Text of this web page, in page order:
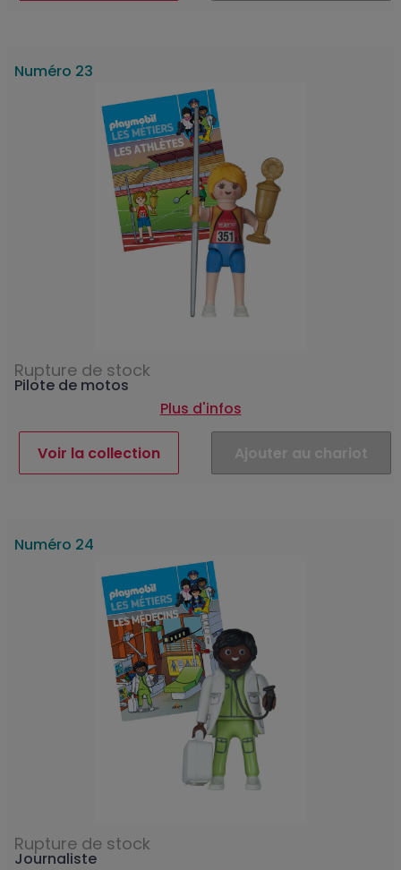
Numéro 23
Rupture de stock
Pilote de motos
Plus d'infos
Voir la collection Ajouter au chariot
Numéro 24
Rupture de stock
Journaliste